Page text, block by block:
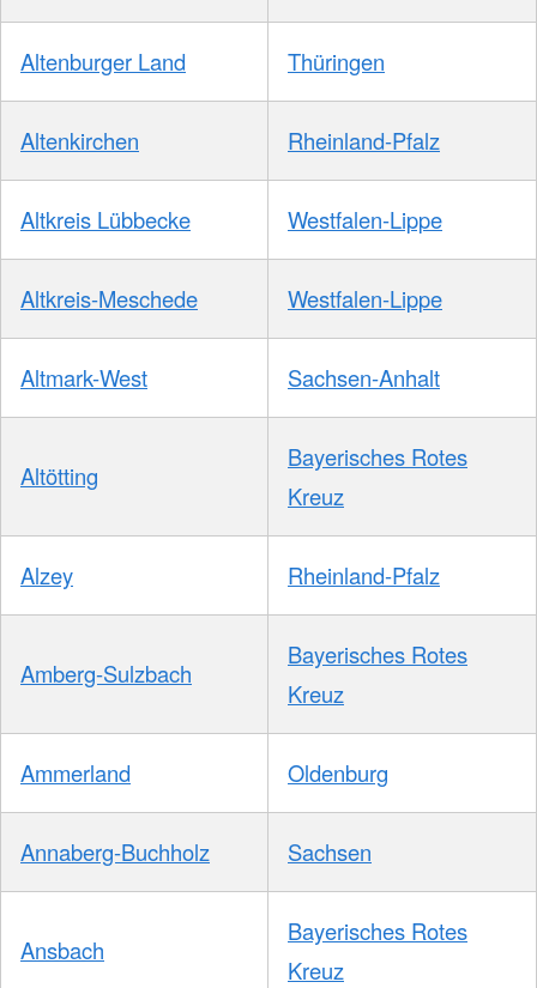
Altenburger Land Thüringen
Altenkirchen Rheinland-Pfalz
Altkreis Lübbecke Westfalen-Lippe
Altkreis-Meschede Westfalen-Lippe
Altmark-West Sachsen-Anhalt
Altötting
Bayerisches Rotes
Kreuz
Alzey Rheinland-Pfalz
Amberg-Sulzbach
Bayerisches Rotes
Kreuz
Ammerland Oldenburg
Annaberg-Buchholz Sachsen
Ansbach
Bayerisches Rotes
Kreuz